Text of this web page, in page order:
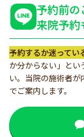
予約前の
来院予
予約するか迷ってい
か分からない」とい
い。当院の施術者が
でご案内します。